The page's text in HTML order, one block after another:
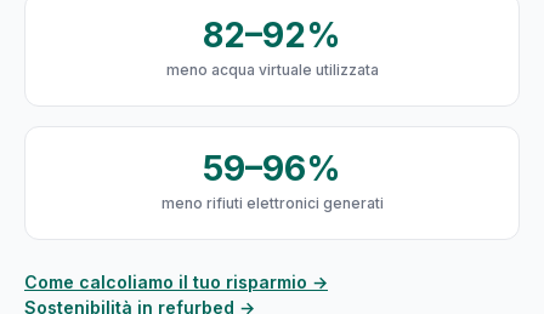
82–92%
meno acqua virtuale utilizzata
59–96%
meno rifiuti elettronici generati
Come calcoliamo il tuo risparmio →
Sostenibilità in refurbed →